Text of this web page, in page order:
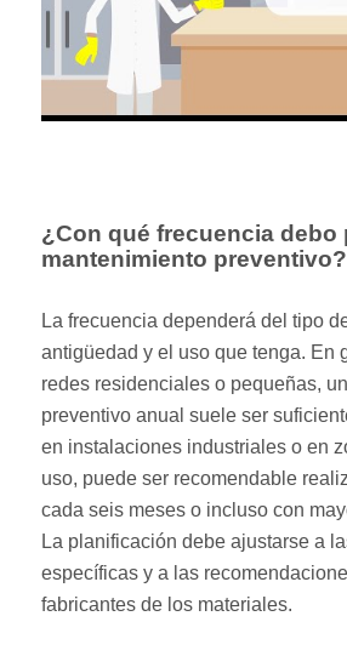
¿Con qué frecuencia debo
mantenimiento preventivo?
La frecuencia dependerá del tipo
antigüedad y el uso que tenga. En
redes residenciales o pequeñas,
preventivo anual suele ser
en instalaciones industriales o en
uso, puede ser recomendable
cada seis meses o incluso con
La planificación debe ajustarse a
específicas y a las
fabricantes de los materiales.